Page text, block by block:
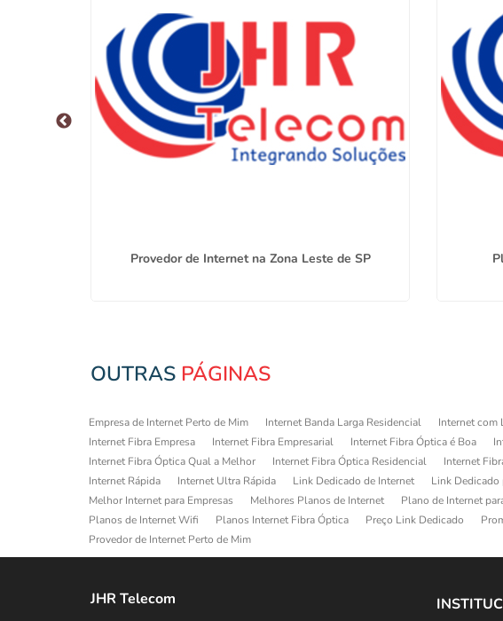
Provedor de Internet na Zona Leste de SP
OUTRAS PÁGINAS
Empresa de Internet Perto de Mim Internet Banda Larga Residencial Internet com
Internet Fibra Empresa
Internet Fibra Empresarial Internet Fibra Óptica é Boa
Internet Fibra Óptica Qual a Melhor
Internet Fibra Óptica Residencial Internet
Internet Rápida
Internet Ultra Rápida Link Dedicado de Internet Link Dedicado
Melhor Internet para Empresas
Melhores Planos de Internet Plano de Internet
Planos de Internet Wifi
Planos Internet Fibra Óptica Preço Link Dedicado
Provedor de Internet Perto de Mim
JHR Telecom